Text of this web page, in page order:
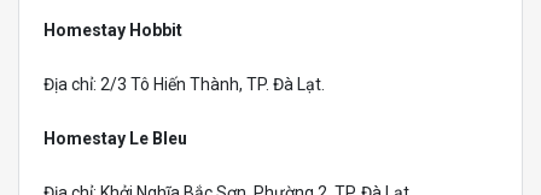
Homestay Hobbit
Địa chỉ: 2/3 Tô Hiến Thành, TP. Đà Lạt.
Homestay Le Bleu